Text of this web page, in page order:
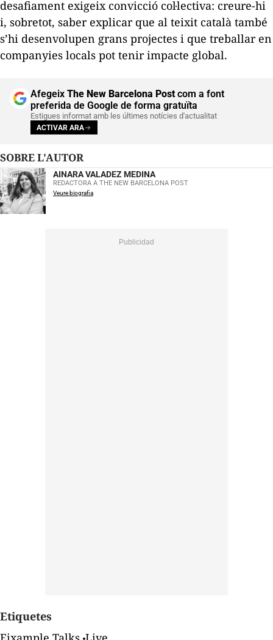
desafiament exigeix convicció col·lectiva: creure-hi
i, sobretot, saber explicar que al teixit català també
s’hi desenvolupen grans projectes i que treballar en
companyies locals pot tenir impacte global.
Afegeix The New Barcelona Postcom a font
preferida de Google de forma gratuïta
Estigues informat amb les últimes notícies d'actualitat
ACTIVAR ARA
SOBRE L'AUTOR
AINARA VALADEZ MEDINA
REDACTORA A THE NEW BARCELONA POST
Veure biografia
Etiquetes